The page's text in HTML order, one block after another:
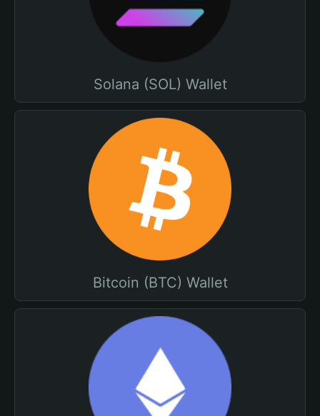
Solana (SOL) Wallet
Bitcoin (BTC) Wallet